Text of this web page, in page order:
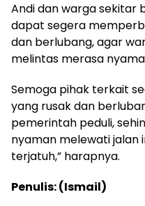
Andi dan warga sekitar
dapat segera
dan berlubang, agar
melintas merasa
Semoga pihak terkait
yang rusak dan
pemerintah peduli,
nyaman melewati jalan
terjatuh,” harapnya.
Penulis: (Ismail)